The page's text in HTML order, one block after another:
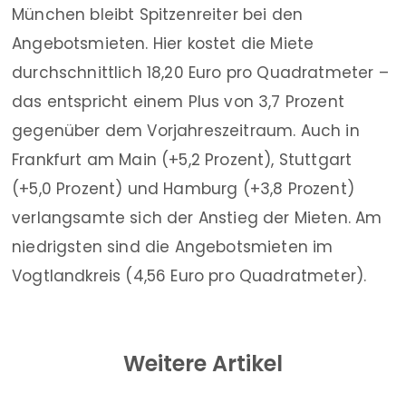
München bleibt Spitzenreiter bei den
Angebotsmieten. Hier kostet die Miete
durchschnittlich 18,20 Euro pro Quadratmeter –
das entspricht einem Plus von 3,7 Prozent
gegenüber dem Vorjahreszeitraum. Auch in
Frankfurt am Main (+5,2 Prozent), Stuttgart
(+5,0 Prozent) und Hamburg (+3,8 Prozent)
verlangsamte sich der Anstieg der Mieten. Am
niedrigsten sind die Angebotsmieten im
Vogtlandkreis (4,56 Euro pro Quadratmeter).
Weitere Artikel